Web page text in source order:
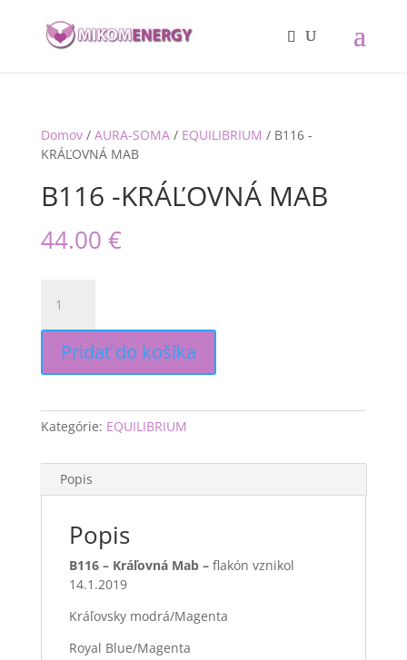
Domov/ AURA-SOMA/ EQUILIBRIUM / B116 -
KRÁĽOVNÁ MAB
B116 -KRÁĽOVNÁ MAB
44.00 €
B116
-
KRÁĽOVNÁ
MAB
Pridať do košíka
Kategórie: EQUILIBRIUM
Popis
Popis
B116 – Kráľovná Mab – flakón vznikol
14.1.2019
Kráľovsky modrá/Magenta
Royal Blue/Magenta